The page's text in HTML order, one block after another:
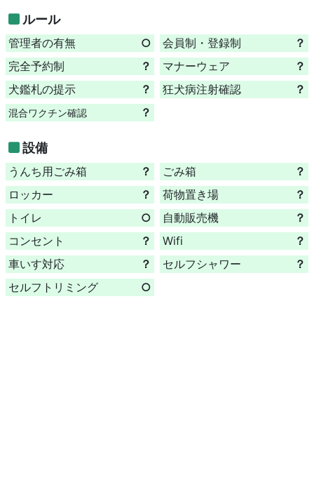
ルール
管理者の有無 ○ 会員制・登録制
？
完全予約制
？ マナーウェア
？
犬鑑札の提示
？ 狂犬病注射確認 ？
混合ワクチン確認 ？
設備
うんち用ごみ箱 ？ ごみ箱
？
ロッカー
？ 荷物置き場
？
トイレ
○ 自動販売機
？
コンセント
？ Wifi
？
車いす対応
？ セルフシャワー
？
セルフトリミング
○